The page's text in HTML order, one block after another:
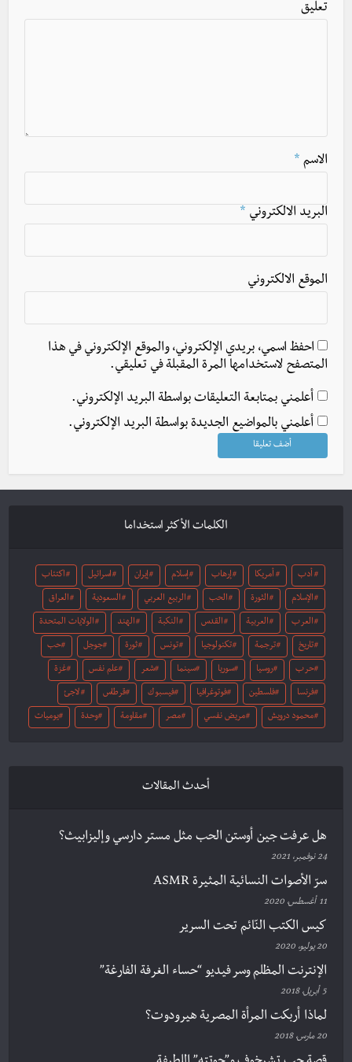
تعليق
الاسم *
البريد الالكتروني *
الموقع الالكتروني
احفظ اسمي، بريدي الإلكتروني، والموقع الإلكتروني في هذا
المتصفح لاستخدامها المرة المقبلة في تعليقي.
أعلمني بمتابعة التعليقات بواسطة البريد الإلكتروني.
أعلمني بالمواضيع الجديدة بواسطة البريد الإلكتروني.
الكلمات الأكثر استخداما
أدب أمريكا إرهاب إسلام إيران اسرائيل اكتئاب
الإسلام الثورة الحب الربيع العربي السعودية العراق
العرب العربية القدس النكبة الهند الولايات المتحدة
تاريخ ترجمة تكنولوجيا تونس ثورة جوجل حب
حرب روسيا سوريا سينما شعر علم نفس غزة
فرنسا فلسطين فوتوغرافيا فيسبوك قرطاس لاجئ
محمود درويش مريض نفسي مصر مقاومة وحدة يوميات
أحدث المقالات
هل عرفت جين أوستن الحب مثل مستر دارسي وإليزابيث؟
24 نوفمبر، 2021
سرّ الأصوات النسائية المثيرة ASMR
11 أغسطس، 2020
كيس الكتب النّائم تحت السرير
20 يوليو، 2020
الإنترنت المظلم وسر فيديو “حساء الغرفة الفارغة”
5 أبريل، 2018
لماذا أربكت المرأة المصرية هيرودوت؟
20 مارس، 2018